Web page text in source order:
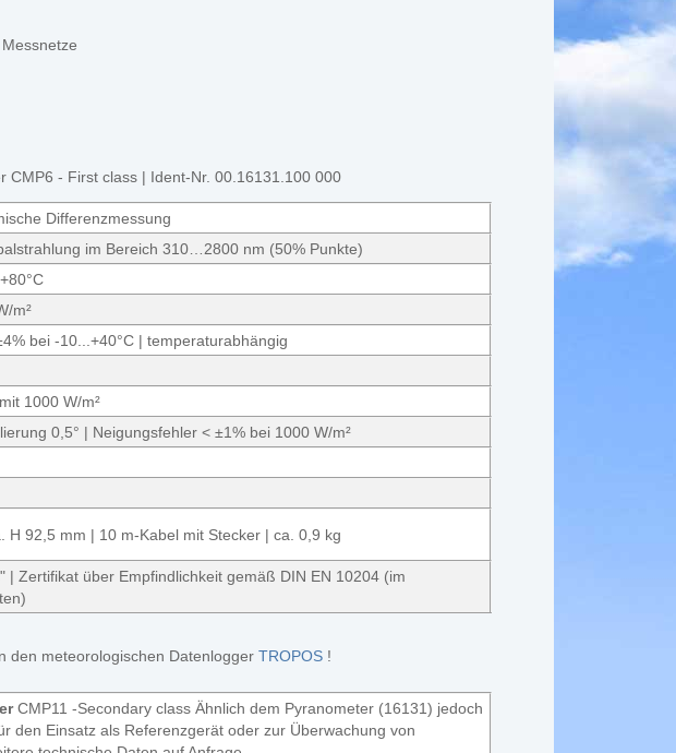
CMP6 - First class | Ident-Nr. 00.16131.100 000
Differenzmessung
im Bereich 310…2800 nm (50% Punkte)
m²
bei -10...+40°C | temperaturabhängig
1000 W/m²
0,5° | Neigungsfehler < ±1% bei 1000 W/m²
H 92,5 mm | 10 m-Kabel mit Stecker | ca. 0,9 kg
| Zertifikat über Empfindlichkeit gemäß DIN EN 10204 (im
den meteorologischen Datenlogger TROPOS !
CMP11 -Secondary class Ähnlich dem Pyranometer (16131) jedoch
den Einsatz als Referenzgerät oder zur Überwachung von